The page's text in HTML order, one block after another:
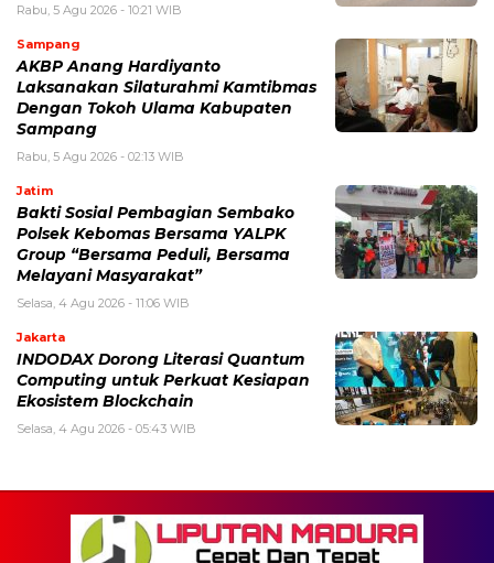
Rabu, 5 Agu 2026 - 10:21 WIB
Sampang
AKBP Anang Hardiyanto
Laksanakan Silaturahmi Kamtibmas
Dengan Tokoh Ulama Kabupaten
Sampang
Rabu, 5 Agu 2026 - 02:13 WIB
Jatim
Bakti Sosial Pembagian Sembako
Polsek Kebomas Bersama YALPK
Group “Bersama Peduli, Bersama
Melayani Masyarakat”
Selasa, 4 Agu 2026 - 11:06 WIB
Jakarta
INDODAX Dorong Literasi Quantum
Computing untuk Perkuat Kesiapan
Ekosistem Blockchain
Selasa, 4 Agu 2026 - 05:43 WIB